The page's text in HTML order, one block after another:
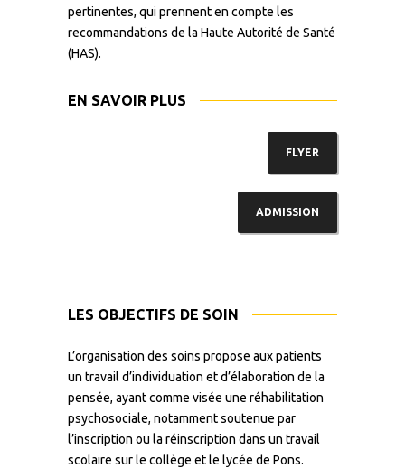
pertinentes, qui prennent en compte les
recommandations de la Haute Autorité de Santé
(HAS).
EN SAVOIR PLUS
FLYER
ADMISSION
LES OBJECTIFS DE SOIN
L’organisation des soins propose aux patients
un travail d’individuation et d’élaboration de la
pensée, ayant comme visée une réhabilitation
psychosociale, notamment soutenue par
l’inscription ou la réinscription dans un travail
scolaire sur le collège et le lycée de Pons.